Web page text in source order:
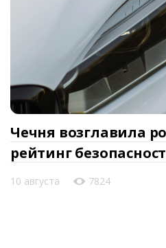
Чечня возглавила
рейтинг
10 августа 7824